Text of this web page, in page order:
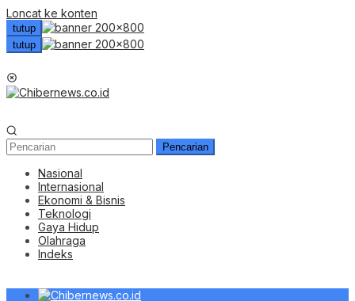
Loncat ke konten
tutup
tutup
Pencarian
Nasional
Internasional
Ekonomi & Bisnis
Teknologi
Gaya Hidup
Olahraga
Indeks